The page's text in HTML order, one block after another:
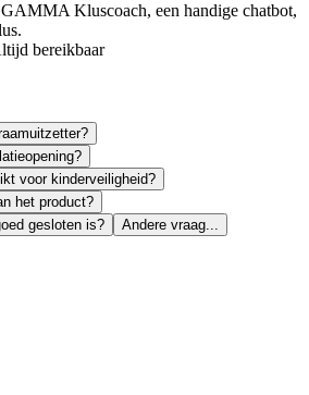
Kluscoach, een handige chatbot,
bereikbaar
voor kinderveiligheid?
het product?
gesloten is?
Andere vraag...